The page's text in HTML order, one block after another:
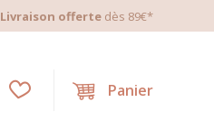
Livraison offerte dès 89€*
Panier